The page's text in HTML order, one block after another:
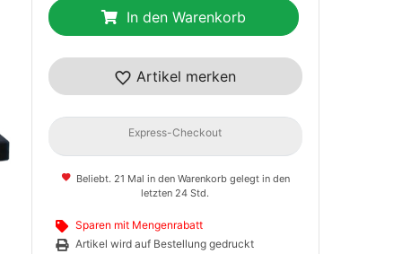
In den Warenkorb
Artikel merken
Express-Checkout
Beliebt. 21 Mal in den Warenkorb gelegt in den
letzten 24 Std.
Sparen mit Mengenrabatt
Artikel wird auf Bestellung gedruckt